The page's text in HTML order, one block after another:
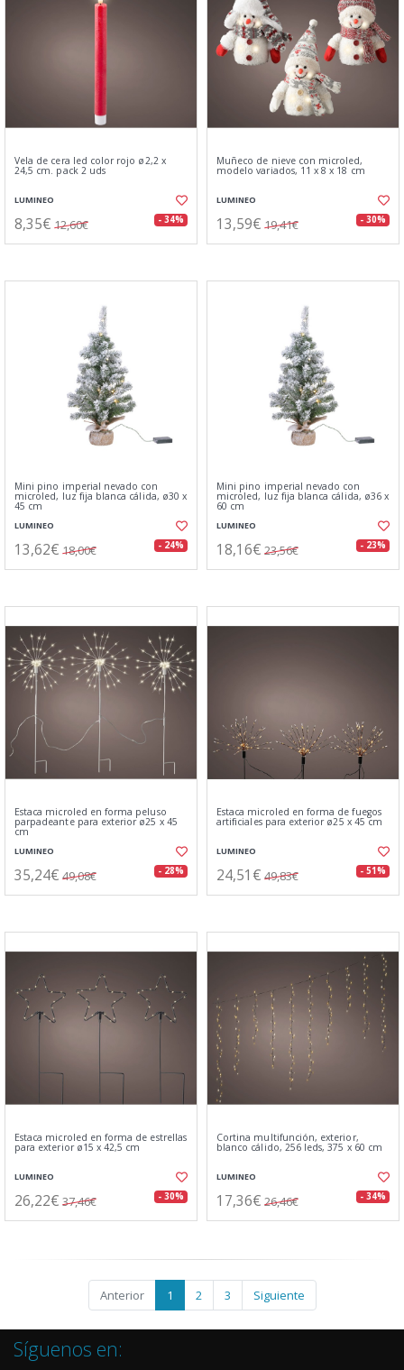
Vela de cera led color rojo ø2,2 x
24,5 cm. pack 2 uds
LUMINEO
8,35€ 12,60€ - 34%
Muñeco de nieve con microled,
modelo variados, 11 x 8 x 18 cm
LUMINEO
13,59€ 19,41€ - 30%
Mini pino imperial nevado con
microled, luz fija blanca cálida, ø30 x
45 cm
LUMINEO
13,62€ 18,00€ - 24%
Mini pino imperial nevado con
microled, luz fija blanca cálida, ø36 x
60 cm
LUMINEO
18,16€ 23,56€ - 23%
Estaca microled en forma peluso
parpadeante para exterior ø25 x 45
cm
LUMINEO
35,24€ 49,08€ - 28%
Estaca microled en forma de fuegos
artificiales para exterior ø25 x 45 cm
LUMINEO
24,51€ 49,83€ - 51%
Estaca microled en forma de estrellas
para exterior ø15 x 42,5 cm
LUMINEO
26,22€ 37,46€ - 30%
Cortina multifunción, exterior,
blanco cálido, 256 leds, 375 x 60 cm
LUMINEO
17,36€ 26,46€ - 34%
Anterior 1 2 3 Siguiente
Síguenos en: